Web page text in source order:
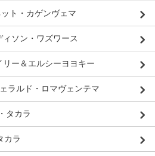
ト・カゲンヴェマ
ィソン・ワズワース
リー＆エルシーヨヨキー
ラルド・ロマヴェンテマ
タカラ
カラ